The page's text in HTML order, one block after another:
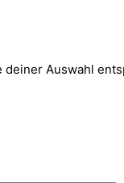
Auswahl